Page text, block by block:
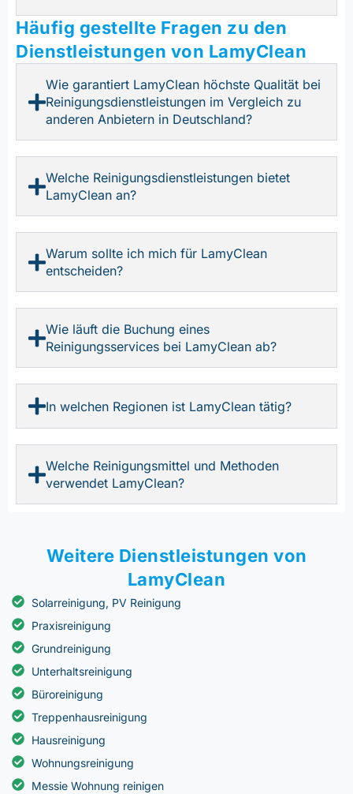
Häufig gestellte Fragen zu den
Dienstleistungen von LamyClean
Wie garantiert LamyClean höchste Qualität bei
Reinigungsdienstleistungen im Vergleich zu
anderen Anbietern in Deutschland?
Welche Reinigungsdienstleistungen bietet
LamyClean an?
Warum sollte ich mich für LamyClean
entscheiden?
Wie läuft die Buchung eines
Reinigungsservices bei LamyClean ab?
In welchen Regionen ist LamyClean tätig?
Welche Reinigungsmittel und Methoden
verwendet LamyClean?
Weitere Dienstleistungen von
LamyClean
Solarreinigung, PV Reinigung
Praxisreinigung
Grundreinigung
Unterhaltsreinigung
Büroreinigung
Treppenhausreinigung
Hausreinigung
Wohnungsreinigung
Messie Wohnung reinigen